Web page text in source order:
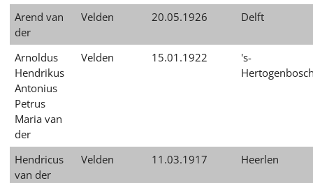
Arend van
der
Velden 20.05.1926 Delft
Arnoldus
Hendrikus
Antonius
Petrus
Maria van
der
Velden 15.01.1922
's-
Hendricus
van der
Velden 11.03.1917 Heerlen